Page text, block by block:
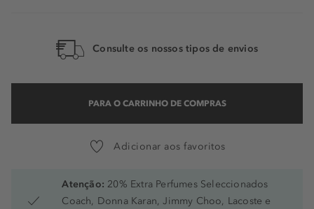
Consulte os nossos tipos de envios
PARA O CARRINHO DE COMPRAS
Adicionar aos favoritos
Atenção: 20% Extra Perfumes Seleccionados
Coach, Donna Karan, Jimmy Choo, Lacoste e